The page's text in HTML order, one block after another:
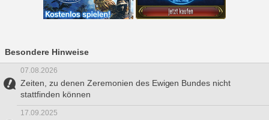
Besondere Hinweise
07.08.2026
Zeiten, zu denen Zeremonien des Ewigen Bundes nicht
stattfinden können
17.09.2025